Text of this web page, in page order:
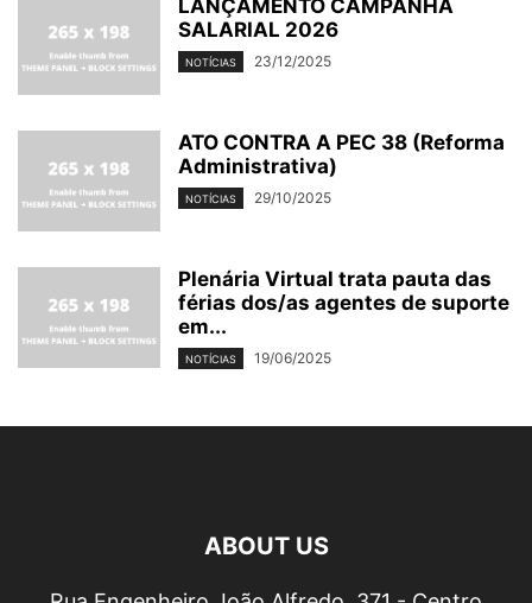
LANÇAMENTO CAMPANHA
SALARIAL 2026
NOTÍCIAS 23/12/2025
ATO CONTRA A PEC 38 (Reforma
Administrativa)
NOTÍCIAS 29/10/2025
Plenária Virtual trata pauta das
férias dos/as agentes de suporte
em...
NOTÍCIAS 19/06/2025
ABOUT US